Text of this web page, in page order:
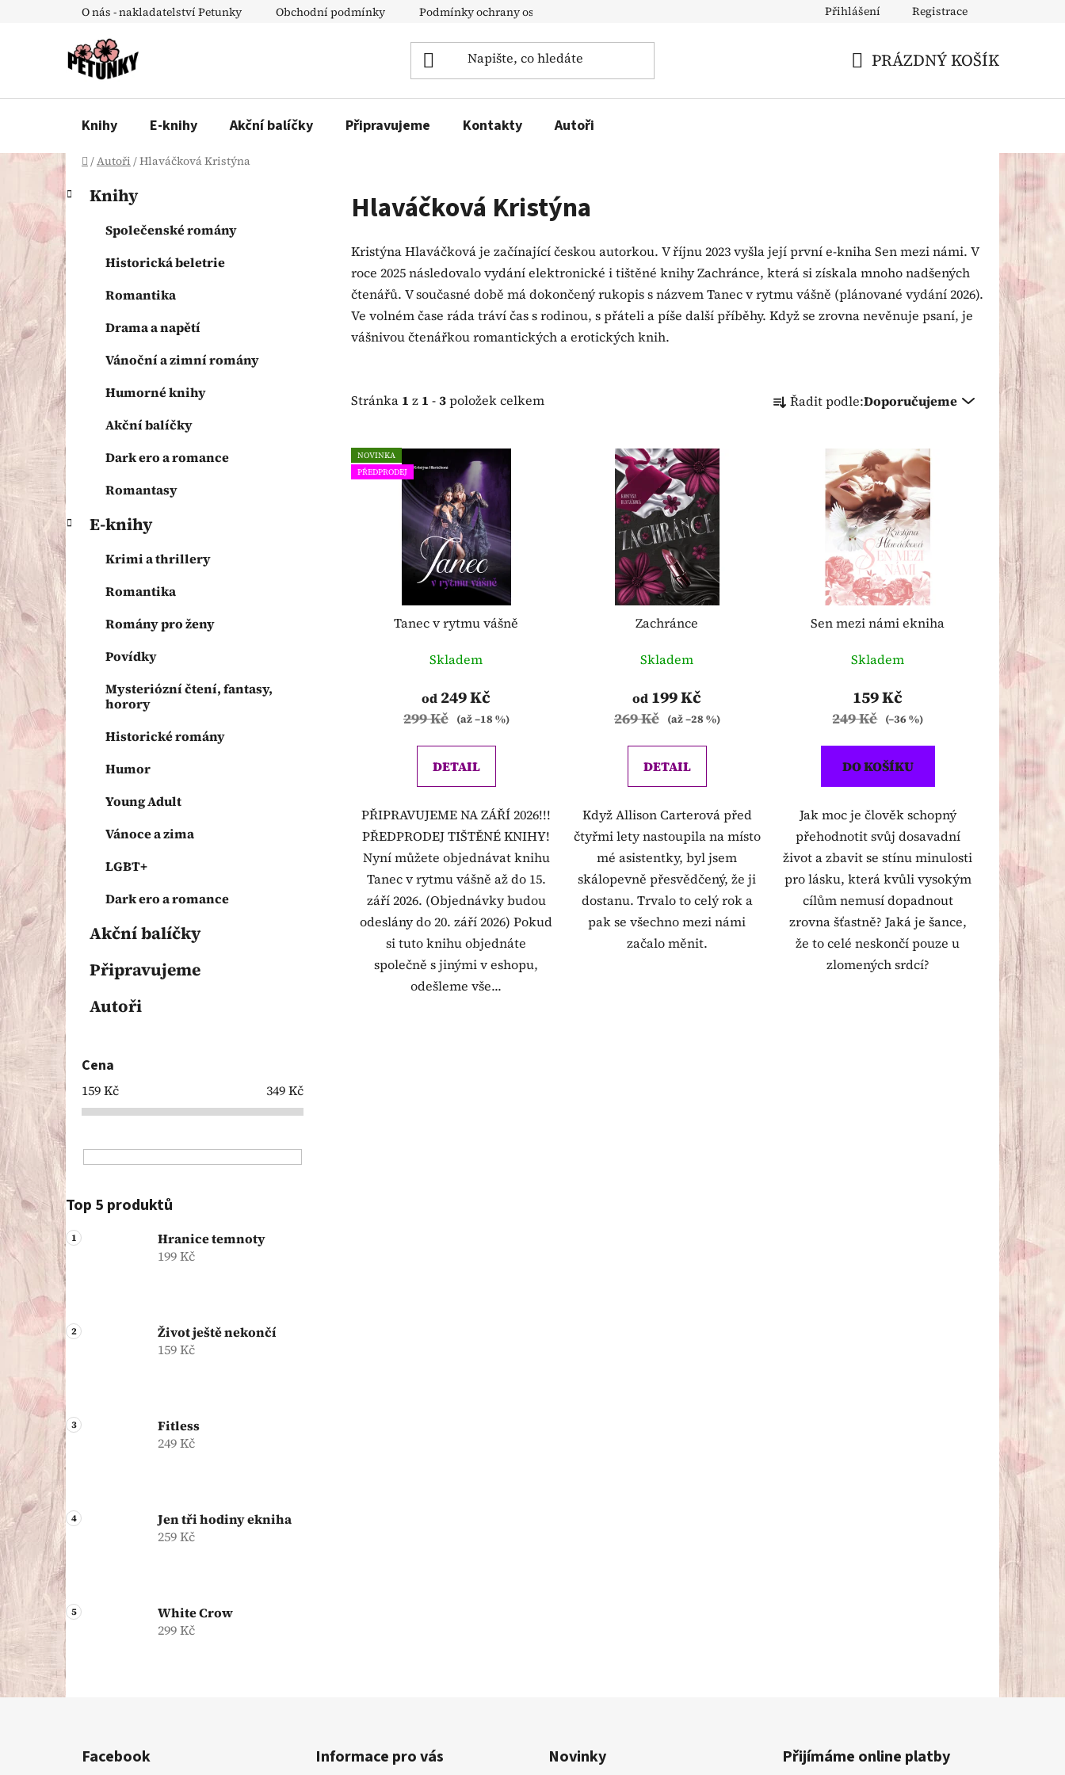
O nás - nakladatelství Petunky Obchodní podmínky Podmínky ochrany osobních údajů Přihlášení Registrace
PRÁZDNÝ KOŠÍK
Knihy E-knihy Akční balíčky Připravujeme Kontakty Autoři
Domů
/Autoři /Hlaváčková Kristýna
P
o
s
t
r
a
í
p
a
n
e
l
Přeskočit
kategorie
K
a
e
g
o
r
Knihy
Společenské romány
Historická beletrie
Romantika
Drama a napětí
Vánoční a zimní romány
Humorné knihy
Akční balíčky
Dark ero a romance
Romantasy
E-knihy
Krimi a thrillery
Romantika
Romány pro ženy
Povídky
Mysteriózní čtení, fantasy,
horory
Historické romány
Humor
Young Adult
Vánoce a zima
LGBT+
Dark ero a romance
Akční balíčky
Připravujeme
Autoři
Cena
159Kč 349Kč
Top 5 produktů
Hranice temnoty
199 Kč
Život ještě nekončí
159 Kč
Fitless
249 Kč
Jen tři hodiny ekniha
259 Kč
White Crow
299 Kč
Hlaváčková Kristýna
Kristýna Hlaváčková je začínající českou autorkou. V říjnu 2023 vyšla její první e-kniha Sen mezi námi. V
roce 2025 následovalo vydání elektronické i tištěné knihy Zachránce, která si získala mnoho nadšených
čtenářů. V současné době má dokončený rukopis s názvem Tanec v rytmu vášně (plánované vydání 2026).
Ve volném čase ráda tráví čas s rodinou, s přáteli a píše další příběhy. Když se zrovna nevěnuje psaní, je
vášnivou čtenářkou romantických a erotických knih.
Stránka 1 z 1 -3položek celkem a Řadit podle:Doporučujeme
V
ý
NOVINKA
PŘEDPRODEJ
Tanec v rytmu vášně
Skladem
od 249 Kč
299 Kč (až –18 %)
DETAIL
PŘIPRAVUJEME NA ZÁŘÍ 2026!!!
PŘEDPRODEJ TIŠTĚNÉ KNIHY!
Nyní můžete objednávat knihu
Tanec v rytmu vášně až do 15.
září 2026. (Objednávky budou
odeslány do 20. září 2026) Pokud
si tuto knihu objednáte
společně s jinými v eshopu,
odešleme vše...
Zachránce
Skladem
od 199 Kč
269 Kč (až –28 %)
DETAIL
Když Allison Carterová před
čtyřmi lety nastoupila na místo
mé asistentky, byl jsem
skálopevně přesvědčený, že ji
dostanu. Trvalo to celý rok a
pak se všechno mezi námi
začalo měnit.
Sen mezi námi ekniha
Skladem
159 Kč
249 Kč (–36 %)
DO KOŠÍKU
Jak moc je člověk schopný
přehodnotit svůj dosavadní
život a zbavit se stínu minulosti
pro lásku, která kvůli vysokým
cílům nemusí dopadnout
zrovna šťastně? Jaká je šance,
že to celé neskončí pouze u
zlomených srdcí?
Facebook Informace pro vás Novinky Přijímáme online platby